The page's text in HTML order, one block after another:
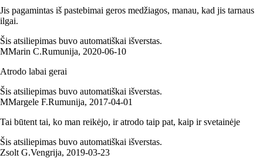
Jis pagamintas iš pastebimai geros medžiagos, manau, kad jis tarnaus
ilgai.
Šis atsiliepimas buvo automatiškai išverstas.
MMarin C.Rumunija, 2020‑06‑10
Atrodo labai gerai
Šis atsiliepimas buvo automatiškai išverstas.
MMargele F.Rumunija, 2017‑04‑01
Tai būtent tai, ko man reikėjo, ir atrodo taip pat, kaip ir svetainėje
Šis atsiliepimas buvo automatiškai išverstas.
Zsolt G.Vengrija, 2019‑03‑23